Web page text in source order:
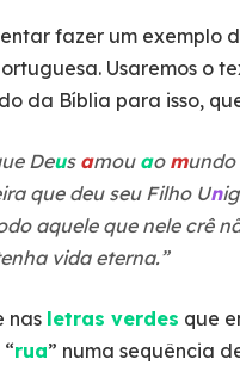
fazer um exemplo
Usaremos o
da Bíblia para isso,
Deus amou ao mundo
que deu seu Filho Unig
aquele que nele crê
vida eterna.”
nas letras verdes que
rua” numa sequência